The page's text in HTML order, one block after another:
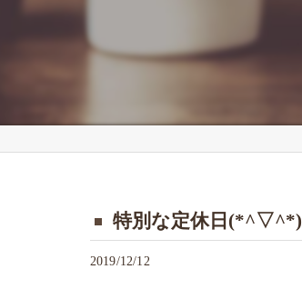
特別な定休日(*^▽^*)
2019/12/12